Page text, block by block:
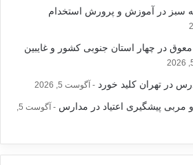
سبز در آموزش و پرورش استخدام
معوق در چهار استان جنوبی کشور و غایبین
آگوست 5, 2026
آگوست 5,